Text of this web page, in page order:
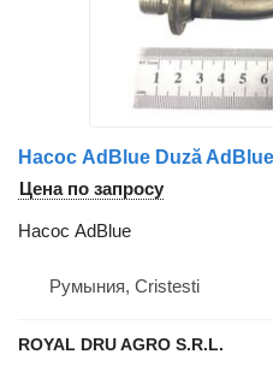
Цена по запросу
Насос AdBlue
Румыния, Cristesti
ROYAL DRU AGRO S.R.L.